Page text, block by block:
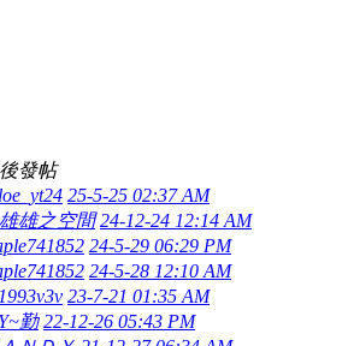
發帖
25-5-25 02:37 AM
雄之空間 24-12-24 12:14 AM
24-5-29 06:29 PM
24-5-28 12:10 AM
23-7-21 01:35 AM
勤 22-12-26 05:43 PM